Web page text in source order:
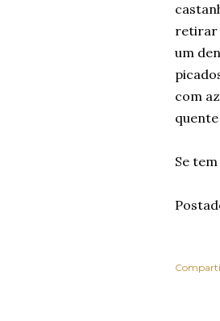
retirar
um
com
Se